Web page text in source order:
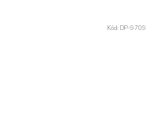
Kód: DP-9709